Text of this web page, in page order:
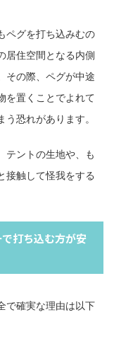
ペグを打ち込みむの
居住空間となる内側
その際、ペグが中途
を置くことでよれて
恐れがあります。
テントの生地や、も
接触して怪我をする
打ち込む方が安
で確実な理由は以下